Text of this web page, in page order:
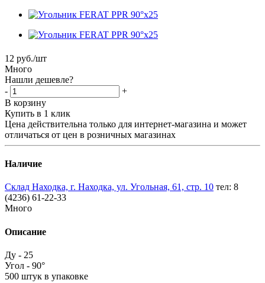
12 руб./шт
Много
Нашли дешевле?
-
+
В корзину
Купить в 1 клик
Цена действительна только для интернет-магазина и может
отличаться от цен в розничных магазинах
Наличие
Склад Находка, г. Находка, ул. Угольная, 61, стр. 10 тел: 8
(4236) 61-22-33
Много
Описание
Ду - 25
Угол - 90°
500 штук в упаковке